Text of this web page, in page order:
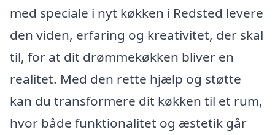
med speciale i nyt køkken i Redsted levere
den viden, erfaring og kreativitet, der skal
til, for at dit drømmekøkken bliver en
realitet. Med den rette hjælp og støtte
kan du transformere dit køkken til et rum,
hvor både funktionalitet og æstetik går